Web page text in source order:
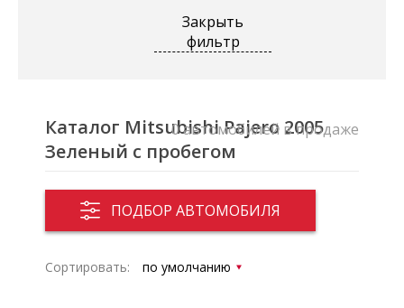
Закрыть
фильтр
Каталог Mitsubishi Pajero 2005
Зеленый с пробегом
ПОДБОР АВТОМОБИЛЯ
0 автомобилей в продаже
Сортировать: